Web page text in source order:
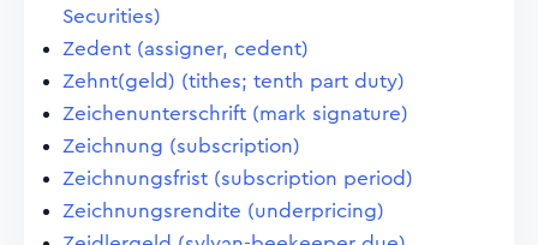
Securities)
Zedent (assigner, cedent)
Zehnt(geld) (tithes; tenth part duty)
Zeichenunterschrift (mark signature)
Zeichnung (subscription)
Zeichnungsfrist (subscription period)
Zeichnungsrendite (underpricing)